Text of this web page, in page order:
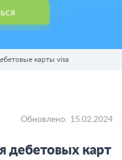
карты visa
Обновлено: 15.02.2024
дебетовых карт